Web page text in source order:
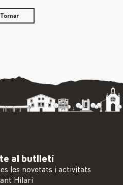
Tornar
al butlletí
les novetats i activitats
Hilari